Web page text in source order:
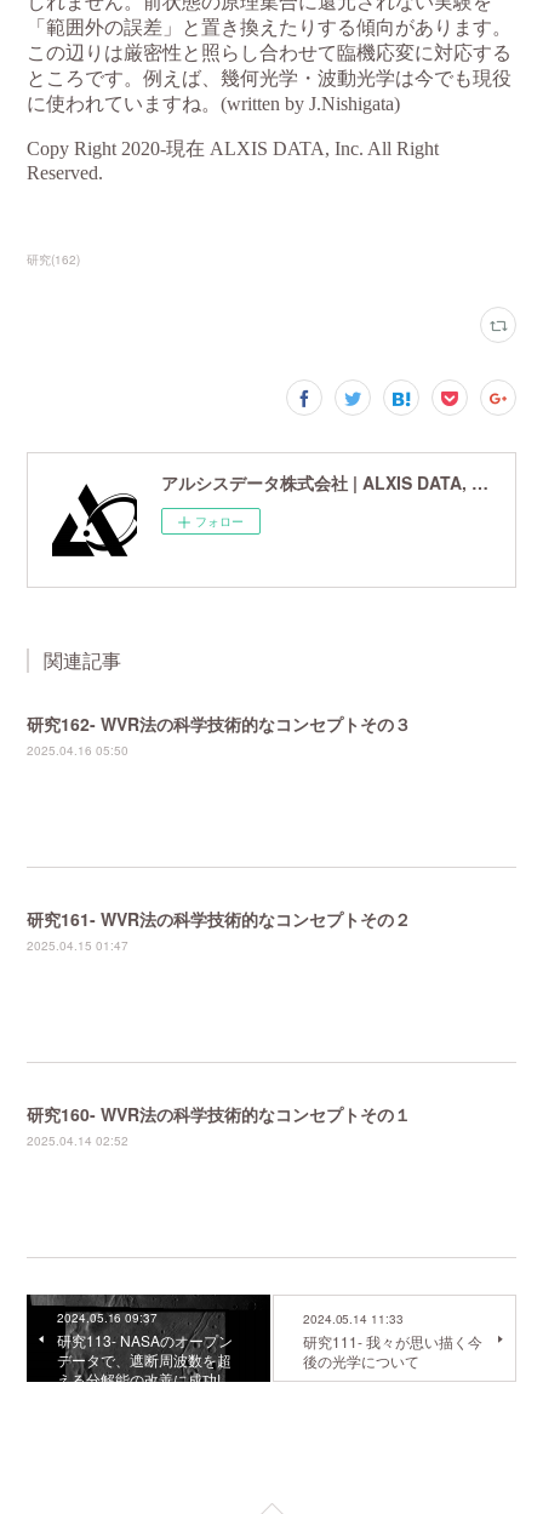
研究(162)
アルシスデータ株式会社 | ALXIS DATA, Inc. | 世界最先端の画像鮮鋭化技術研究開発企業
フォロー
関連記事
研究162- WVR法の科学技術的なコンセプトその３
2025.04.16 05:50
研究161- WVR法の科学技術的なコンセプトその２
2025.04.15 01:47
研究160- WVR法の科学技術的なコンセプトその１
2025.04.14 02:52
2024.05.16 09:37
研究113- NASAのオープン
データで、遮断周波数を超
える分解能の改善に成功!…
2024.05.14 11:33
研究111- 我々が思い描く今
後の光学について